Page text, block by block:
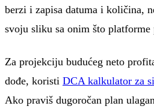
berzi i zapisa datuma i količina,
svoju sliku sa onim što platforme
Za projekciju budućeg neto
dođe, koristi DCA kalkulator za
Ako praviš dugoročan plan